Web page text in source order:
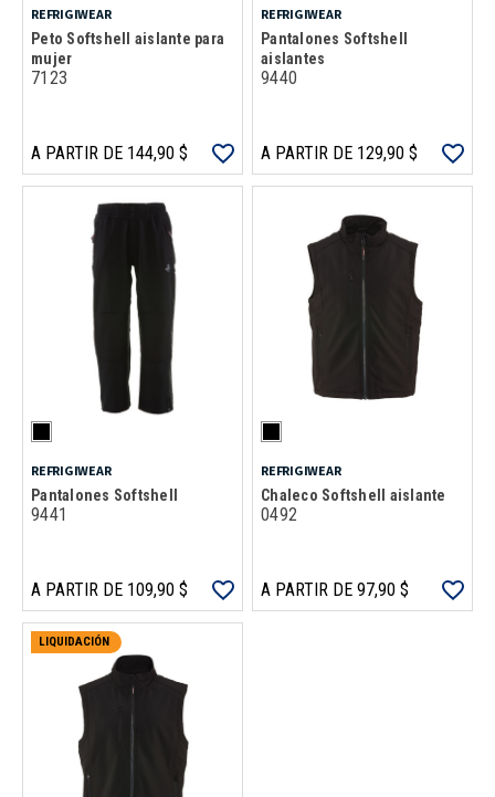
REFRIGIWEAR
Peto Softshell aislante para
mujer
7123
A PARTIR DE 144,90 $
REFRIGIWEAR
Pantalones Softshell
aislantes
9440
A PARTIR DE 129,90 $
REFRIGIWEAR
Pantalones Softshell
9441
A PARTIR DE 109,90 $
REFRIGIWEAR
Chaleco Softshell aislante
0492
A PARTIR DE 97,90 $
LIQUIDACIÓN